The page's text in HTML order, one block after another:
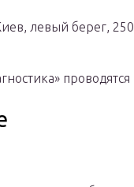
левый берег,